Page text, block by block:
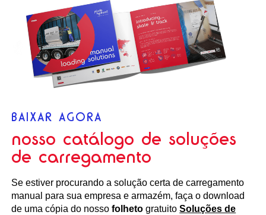
BAIXAR AGORA
nosso catálogo de soluções
de carregamento
Se estiver procurando a solução certa de carregamento
manual para sua empresa e armazém, faça o download
de uma cópia do nossofolhetogratuitoSoluções de